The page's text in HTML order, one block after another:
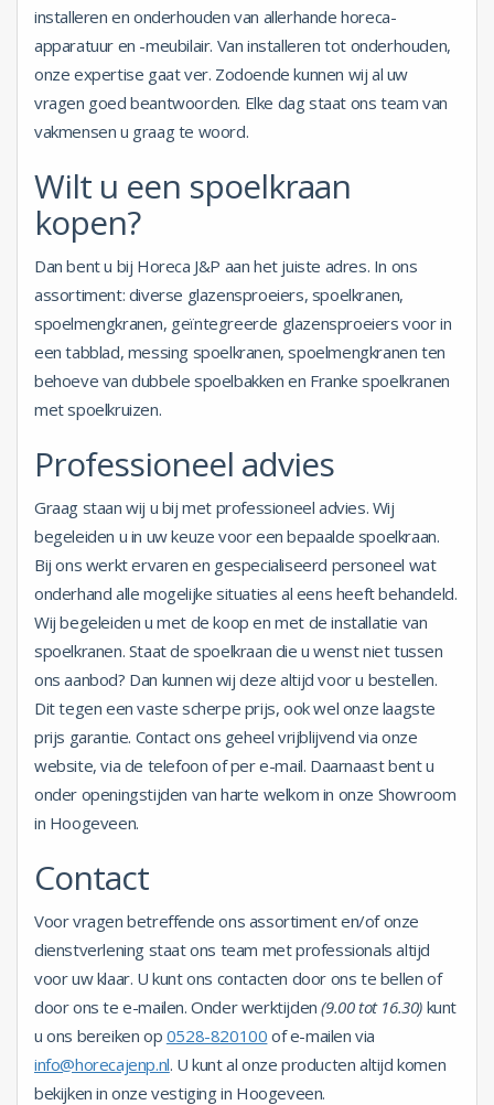
installeren en onderhouden van allerhande horeca-
apparatuur en -meubilair. Van installeren tot onderhouden,
onze expertise gaat ver. Zodoende kunnen wij al uw
vragen goed beantwoorden. Elke dag staat ons team van
vakmensen u graag te woord.
Wilt u een spoelkraan
kopen?
Dan bent u bij Horeca J&P aan het juiste adres. In ons
assortiment: diverse glazensproeiers, spoelkranen,
spoelmengkranen, geïntegreerde glazensproeiers voor in
een tabblad, messing spoelkranen, spoelmengkranen ten
behoeve van dubbele spoelbakken en Franke spoelkranen
met spoelkruizen.
Professioneel advies
Graag staan wij u bij met professioneel advies. Wij
begeleiden u in uw keuze voor een bepaalde spoelkraan.
Bij ons werkt ervaren en gespecialiseerd personeel wat
onderhand alle mogelijke situaties al eens heeft behandeld.
Wij begeleiden u met de koop en met de installatie van
spoelkranen. Staat de spoelkraan die u wenst niet tussen
ons aanbod? Dan kunnen wij deze altijd voor u bestellen.
Dit tegen een vaste scherpe prijs, ook wel onze laagste
prijs garantie. Contact ons geheel vrijblijvend via onze
website, via de telefoon of per e-mail. Daarnaast bent u
onder openingstijden van harte welkom in onze Showroom
in Hoogeveen.
Contact
Voor vragen betreffende ons assortiment en/of onze
dienstverlening staat ons team met professionals altijd
voor uw klaar. U kunt ons contacten door ons te bellen of
door ons te e-mailen. Onder werktijden(9.00 tot 16.30) kunt
u ons bereiken op 0528-820100 of e-mailen via
info@horecajenp.nl. U kunt al onze producten altijd komen
bekijken in onze vestiging in Hoogeveen.